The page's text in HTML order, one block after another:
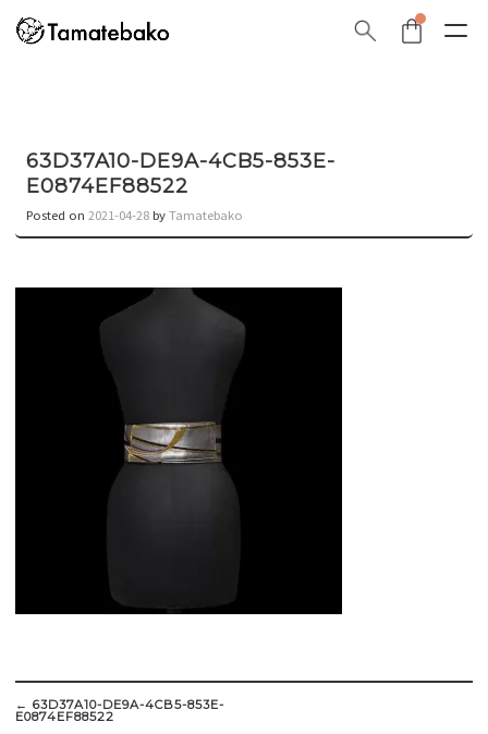
63D37A10-DE9A-4CB5-853E-
E0874EF88522
Posted on 2021-04-28 byTamatebako
Post
navigation
← 63D37A10-DE9A-4CB5-853E-
E0874EF88522